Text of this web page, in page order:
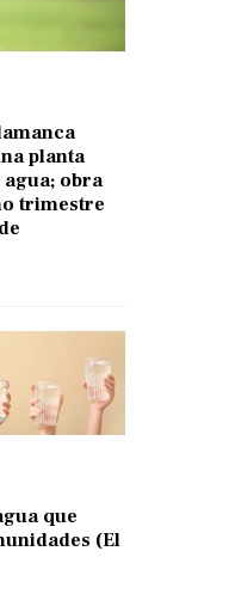
planta
obra
trimestre
que
(El